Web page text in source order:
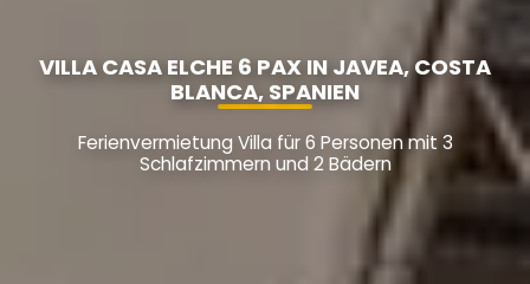
VILLA CASA ELCHE 6 PAX IN JAVEA, COSTA
BLANCA, SPANIEN
Ferienvermietung Villa für 6 Personen mit 3
Schlafzimmern und 2 Bädern